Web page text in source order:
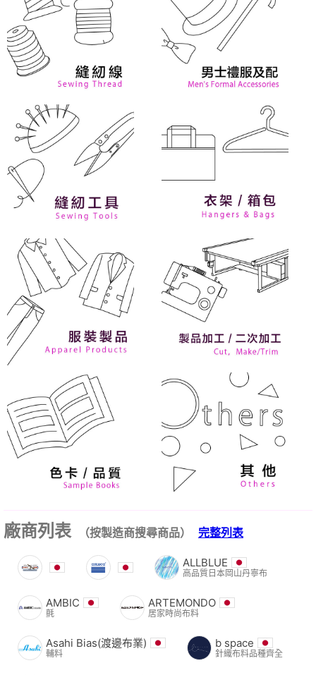
廠商列表 （按製造商搜尋商品） 完整列表
ALLBLUE
高品質日本岡山丹寧布
AMBIC
氈
ARTEMONDO
居家時尚布料
Asahi Bias(渡邊布業)
輔料
b space
針織布料品種齊全